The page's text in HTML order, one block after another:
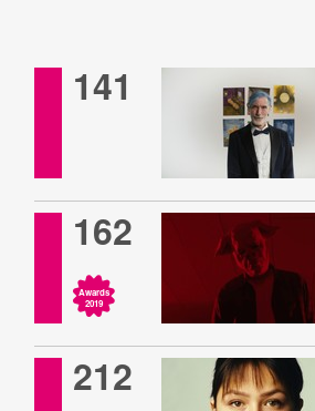
141
162
Awards
2019
212